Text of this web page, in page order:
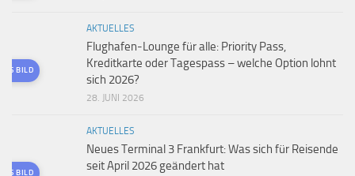
BILD
AKTUELLES
Flughafen-Lounge für alle: Priority Pass,
Kreditkarte oder Tagespass – welche Option lohnt
sich 2026?
28. JUNI 2026
BILD
AKTUELLES
Neues Terminal 3 Frankfurt: Was sich für Reisende
seit April 2026 geändert hat